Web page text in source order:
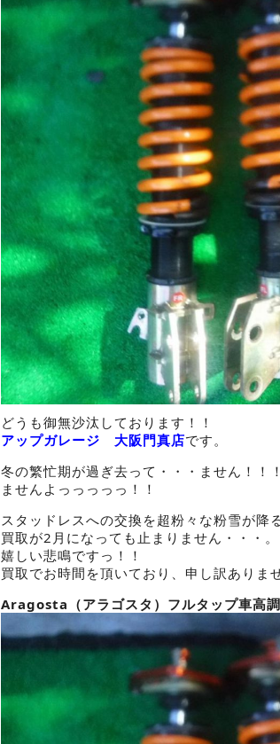
どうも御無沙汰しております！！
アップガレージ 大阪門真店です。
冬の繁忙期が過ぎ去って・・・ません！！
ませんよっっっっっ！！
スタッドレスへの交換を超粉々な粉雪が降
買取が2月になっても止まりません・・・。
嬉しい悲鳴ですっ！！
買取でお時間を頂いており、申し訳ありま
Aragosta（アラゴスタ）フルタップ車高調